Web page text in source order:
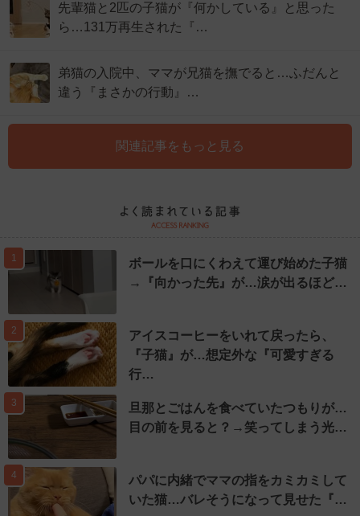
先輩猫と2匹の子猫が『何かしている』と思った
ら…131万再生された『…
弟猫の入院中、ママが兄猫を撫でると…ふだんと
違う『まさかの行動』…
関連記事をもっと見る
1
ボールを口にくわえて運び始めた子猫
→『向かった先』が…涙が出るほど…
2
アイスコーヒーをいれて戻ったら、
『子猫』が…想定外な『可愛すぎる
行…
3
旦那とごはんを食べていたつもりが…
目の前を見ると？→笑ってしまう光…
4
パパに内緒でママの指をカミカミして
いた猫…バレそうになって見せた『…